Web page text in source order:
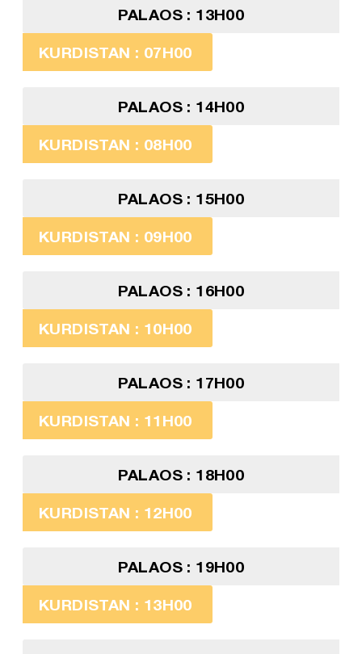
PALAOS : 13H00
KURDISTAN : 07H00
PALAOS : 14H00
KURDISTAN : 08H00
PALAOS : 15H00
KURDISTAN : 09H00
PALAOS : 16H00
KURDISTAN : 10H00
PALAOS : 17H00
KURDISTAN : 11H00
PALAOS : 18H00
KURDISTAN : 12H00
PALAOS : 19H00
KURDISTAN : 13H00